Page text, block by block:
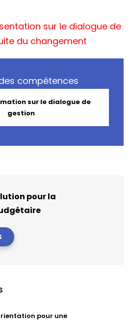
sur le dialogue de
du changement
compétences
sur le dialogue de
gestion
pour la
pour une